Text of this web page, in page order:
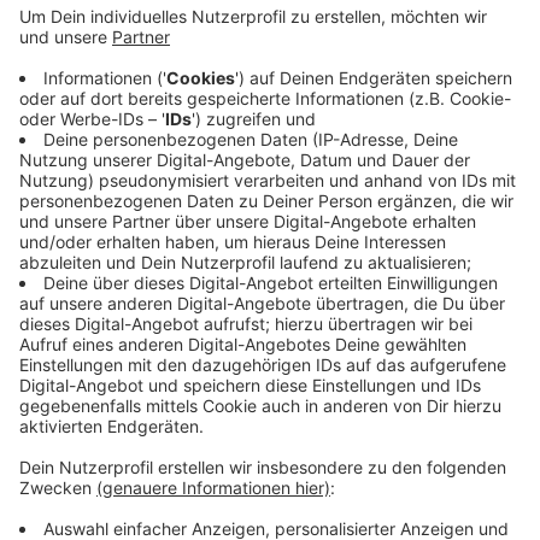
Geplant sind neue Strategien und Projekte für die
nächsten Jahre passgenau für Lüdinghausen zu
entwickeln. Die Stadt rückt dabei einen
umweltfreundlicheren Verkehr, energiebewusstes
Bauen und Klimaschutz im Alltag in den Vordergrund.
Die Ideenwerkstatt ist am Donnerstag in zwei
Wochen. Weil wegen Corona die Teilnehmerzahl
begrenzt ist, bittet die Stadt Sie sich anzumelden.
Das geht unter geyer@stadt-luedinghausen.de.
Anzeige